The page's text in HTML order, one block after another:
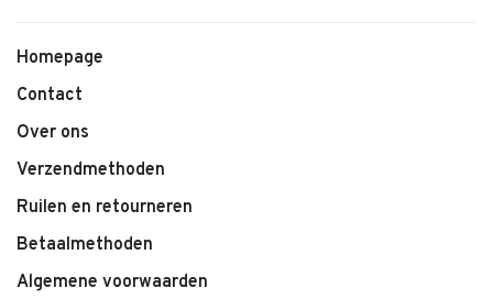
Homepage
Contact
Over ons
Verzendmethoden
Ruilen en retourneren
Betaalmethoden
Algemene voorwaarden